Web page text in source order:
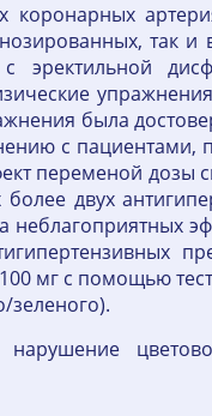
так и
эректильной
была
с
переменой дозы
двух
мг с помощью
зеленого).